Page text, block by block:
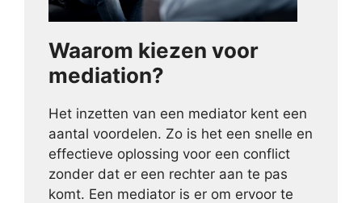
Waarom kiezen voor
mediation?
Het inzetten van een mediator kent een
aantal voordelen. Zo is het een snelle en
effectieve oplossing voor een conflict
zonder dat er een rechter aan te pas
komt. Een mediator is er om ervoor te